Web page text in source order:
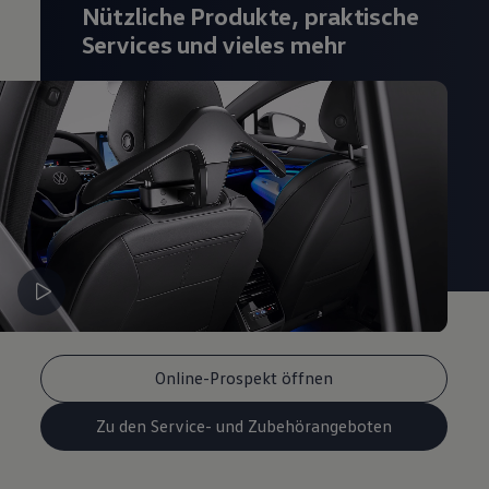
Magazin
Lifestyle
Transport
Familie
Elektromobilität
Volkswagen R
Pannen- und Unfallhilfe
Volkswagen Kundenbetreuung
Online-Prospekt öffnen
Zu den Service- und Zubehörangeboten
Nützliche Produkte, praktische
Services und vieles mehr